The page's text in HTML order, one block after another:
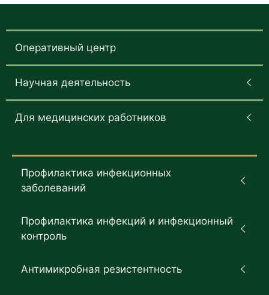
Оперативный центр
Научная деятельность
Для медицинских работников
Профилактика инфекционных
заболеваний
Профилактика инфекций и инфекционный
контроль
Антимикробная резистентность